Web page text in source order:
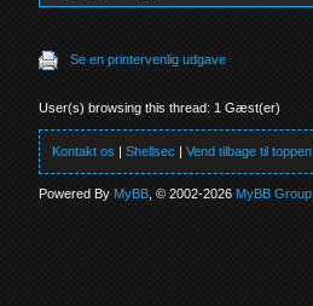
Se en printervenlig udgave
User(s) browsing this thread: 1 Gæst(er)
Kontakt os |Shellsec |Vend tilbage til toppen
Powered ByMyBB , © 2002-2026MyBB Group